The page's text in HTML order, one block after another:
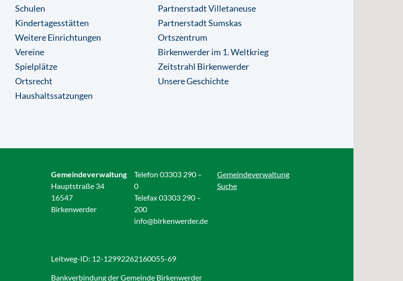
Schulen
Kindertagesstätten
Weitere Einrichtungen
Vereine
Spielplätze
Ortsrecht
Haushaltssatzungen
Partnerstadt Villetaneuse
Partnerstadt Sumskas
Ortszentrum
Birkenwerder im 1. Weltkrieg
Zeitstrahl Birkenwerder
Unsere Geschichte
Gemeindeverwaltung
Hauptstraße 34
16547
Birkenwerder
Telefon 03303 290 –
0
Telefax 03303 290 –
200
info@birkenwerder.de
Gemeindeverwaltung
Suche
Leitweg-ID: 12-12992262160055-69
Bankverbindung der Gemeinde Birkenwerder